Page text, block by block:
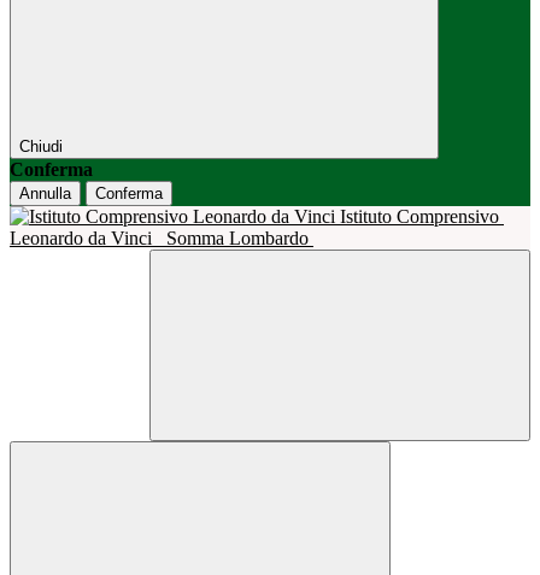
Chiudi
Conferma
Annulla Conferma
Istituto Comprensivo
Leonardo da Vinci
Somma Lombardo